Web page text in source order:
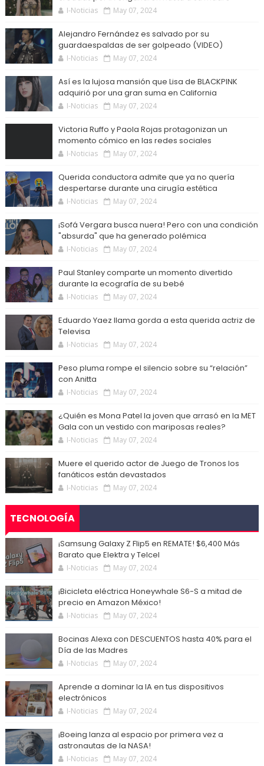
I-Noticias May 07, 2024
Alejandro Fernández es salvado por su
guardaespaldas de ser golpeado (VIDEO)
I-Noticias May 07, 2024
Así es la lujosa mansión que Lisa de BLACKPINK
adquirió por una gran suma en California
I-Noticias May 07, 2024
Victoria Ruffo y Paola Rojas protagonizan un
momento cómico en las redes sociales
I-Noticias May 07, 2024
Querida conductora admite que ya no quería
despertarse durante una cirugía estética
I-Noticias May 07, 2024
¡Sofá Vergara busca nuera! Pero con una condición
"absurda" que ha generado polémica
I-Noticias May 07, 2024
Paul Stanley comparte un momento divertido
durante la ecografía de su bebé
I-Noticias May 07, 2024
Eduardo Yaez llama gorda a esta querida actriz de
Televisa
I-Noticias May 07, 2024
Peso pluma rompe el silencio sobre su “relación”
con Anitta
I-Noticias May 07, 2024
¿Quién es Mona Patel la joven que arrasó en la MET
Gala con un vestido con mariposas reales?
I-Noticias May 07, 2024
Muere el querido actor de Juego de Tronos los
fanáticos están devastados
I-Noticias May 07, 2024
TECNOLOGÍA
¡Samsung Galaxy Z Flip5 en REMATE! $6,400 Más
Barato que Elektra y Telcel
I-Noticias May 07, 2024
¡Bicicleta eléctrica Honeywhale S6-S a mitad de
precio en Amazon México!
I-Noticias May 07, 2024
Bocinas Alexa con DESCUENTOS hasta 40% para el
Día de las Madres
I-Noticias May 07, 2024
Aprende a dominar la IA en tus dispositivos
electrónicos
I-Noticias May 07, 2024
¡Boeing lanza al espacio por primera vez a
astronautas de la NASA!
I-Noticias May 07, 2024